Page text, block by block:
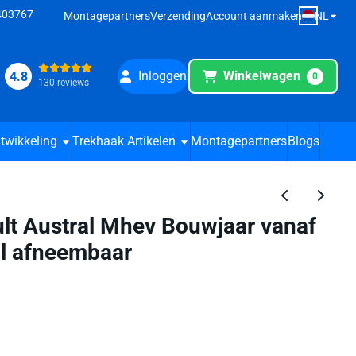
MontagepartnersVerzendingAccount aanmaken NL
4.8 130 reviews Inloggen Winkelwagen 0
Trekhaak Artikelen MontagepartnersBlogs
Austral Mhev Bouwjaar vanaf
afneembaar